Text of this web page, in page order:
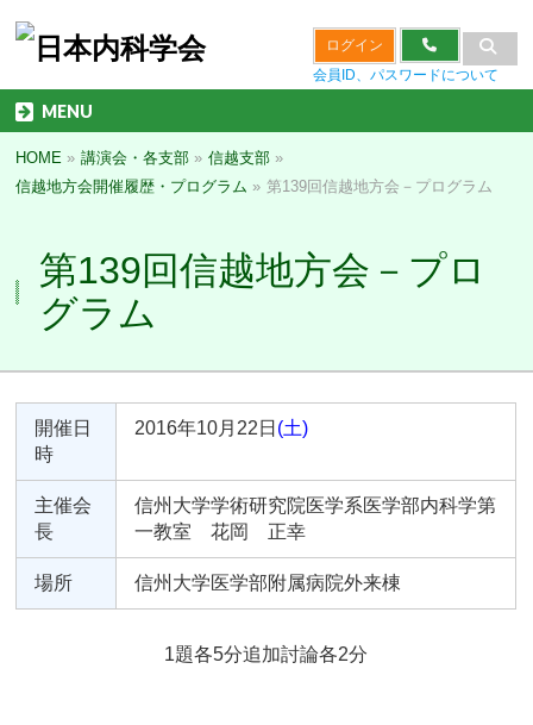
ログイン
会員ID、パスワードについて
MENU
HOME » 講演会・各支部 » 信越支部 »
信越地方会開催履歴・プログラム » 第139回信越地方会－プログラム
第139回信越地方会－プロ
グラム
開催日
時
2016年10月22日 (土)
主催会
長
信州大学学術研究院医学系医学部内科学第
一教室 花岡 正幸
場所 信州大学医学部附属病院外来棟
1題各5分追加討論各2分